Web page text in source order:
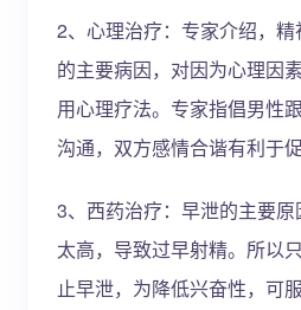
2、心理治疗：专家介绍，
的主要病因，对因为心理因
用心理疗法。专家指倡男性
沟通，双方感情合谐有利于
3、西药治疗：早泄的主要
太高，导致过早射精。所以
止早泄，为降低兴奋性，可